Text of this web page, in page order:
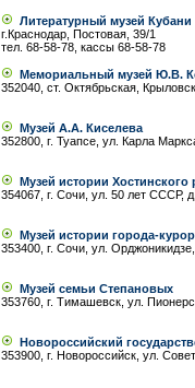
Литературный музей Кубани
г.Краснодар, Постовая, 39/1
тел. 68-58-78, кассы 68-58-78
Мемориальный музей Ю.В.
352040, ст. Октябрьская,
Музей А.А. Киселева
352800, г. Туапсе, ул. Карла
Музей истории Хостинского
354067, г. Сочи, ул. 50 лет СССР,
Музей истории города-
353400, г. Сочи, ул.
Музей семьи Степановых
353760, г. Тимашевск, ул.
Новороссийский
353900, г. Новороссийск, ул.